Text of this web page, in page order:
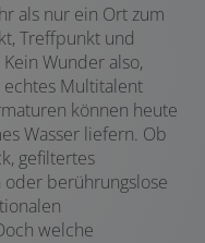
als nur ein Ort zum
Treffpunkt und
Wunder also,
echtes Multitalent
können heute
Wasser liefern. Ob
gefiltertes
berührungslose
welche